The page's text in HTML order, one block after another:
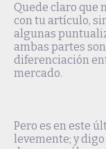
Quede claro que
con tu artículo,
algunas
ambas partes
diferenciación
mercado.
Pero es en este
levemente; y